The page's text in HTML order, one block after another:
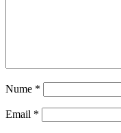
Nume *
Email *